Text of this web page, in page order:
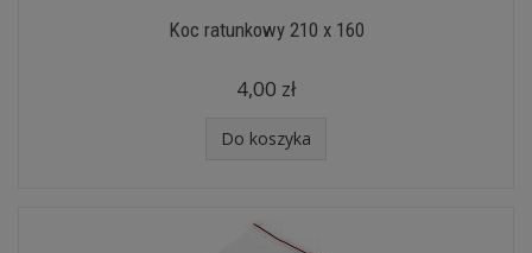
Koc ratunkowy 210 x 160
4,00 zł
Do koszyka